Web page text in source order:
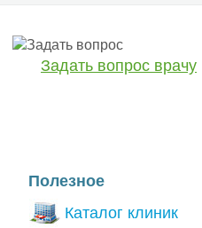
Задать вопрос врачу
Полезное
Каталог клиник